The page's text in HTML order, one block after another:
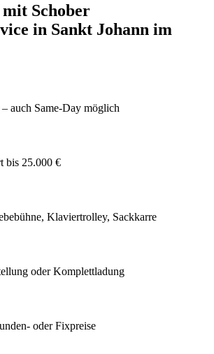
Schober
in Sankt Johann im
auch Same-Day möglich
bis 25.000 €
Klaviertrolley, Sackkarre
oder Komplettladung
oder Fixpreise